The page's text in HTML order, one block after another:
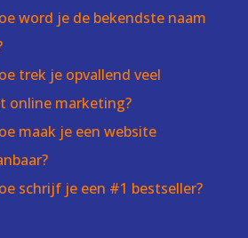
word je de bekendste naam
trek je opvallend veel
online marketing?
maak je een website
schrijf je een #1 bestseller?